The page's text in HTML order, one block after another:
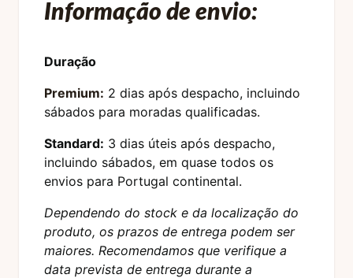
Informação de envio:
Duração
Premium: 2 dias após despacho, incluindo
sábados para moradas qualificadas.
Standard: 3 dias úteis após despacho,
incluindo sábados, em quase todos os
envios para Portugal continental.
Dependendo do stock e da localização do
produto, os prazos de entrega podem ser
maiores. Recomendamos que verifique a
data prevista de entrega durante a